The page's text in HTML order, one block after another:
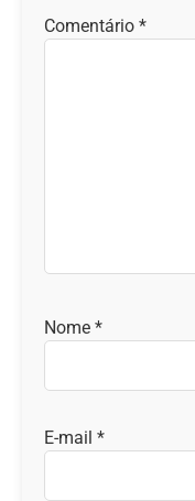
Comentário *
Nome *
E-mail *